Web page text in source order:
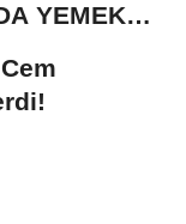
YEMEK